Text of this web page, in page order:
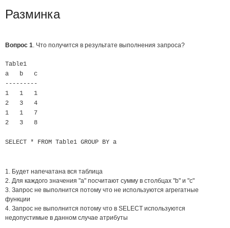
Разминка
Вопрос 1 . Что получится в результате выполнения запроса?
Table1
a b c
---------
1 1 1
2 3 4
1 1 7
2 3 8
SELECT * FROM Table1 GROUP BY a
Будет напечатана вся таблица
Для каждого значения "a" посчитают сумму в столбцах "b" и "c"
Запрос не выполнится потому что не используются агрегатные
функции
Запрос не выполнится потому что в SELECT используются
недопустимые в данном случае атрибуты